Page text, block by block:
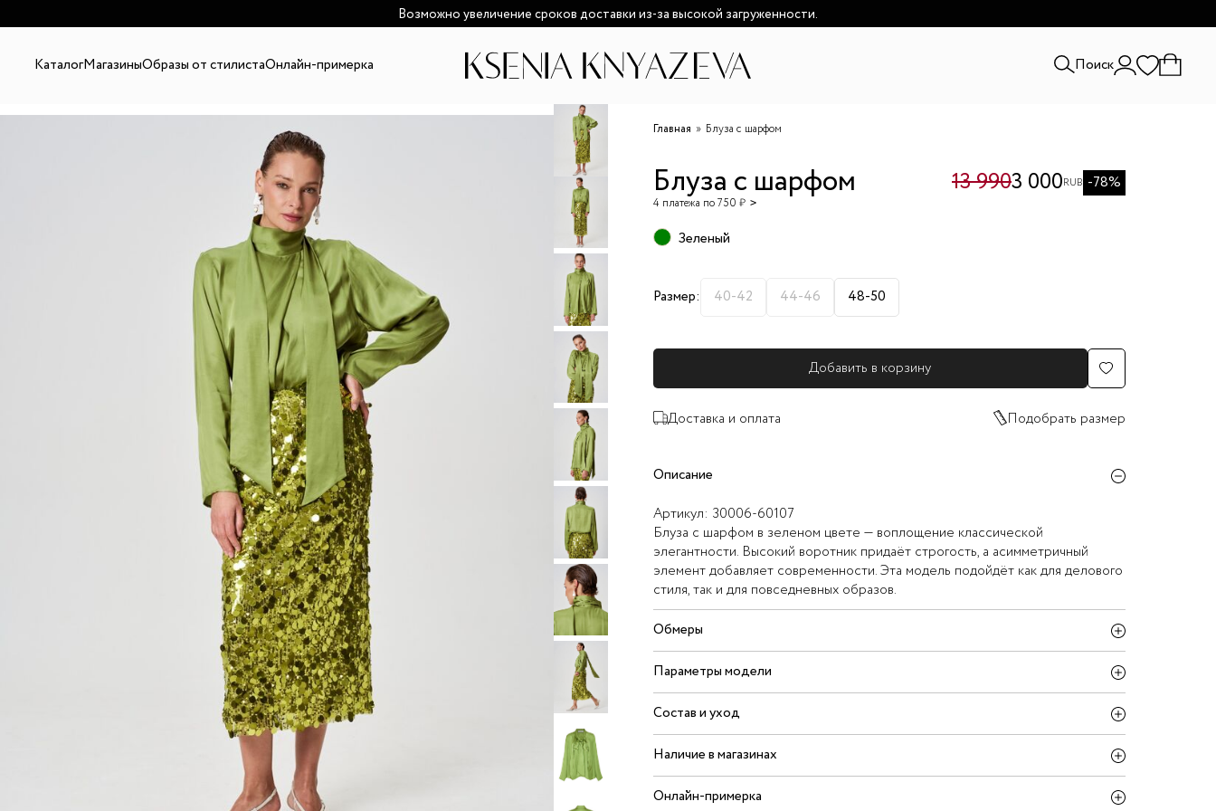
Возможно увеличение сроков доставки из-за высокой загруженности.
КаталогМагазиныОбразы от стилистаОнлайн-примерка Поиск
Главная Блуза с шарфом
Блуза с шарфом
4 платежа по 750 ₽
13 9903 000RUB -78%
Зеленый
Размер: 40-42 44-46 48-50
Добавить в корзину
Доставка и оплата Подобрать размер
Описание
Артикул: 30006-60107
Блуза с шарфом в зеленом цвете — воплощение классической
элегантности. Высокий воротник придаёт строгость, а асимметричный
элемент добавляет современности. Эта модель подойдёт как для делового
стиля, так и для повседневных образов.
Обмеры
Параметры модели
Состав и уход
Наличие в магазинах
Онлайн-примерка